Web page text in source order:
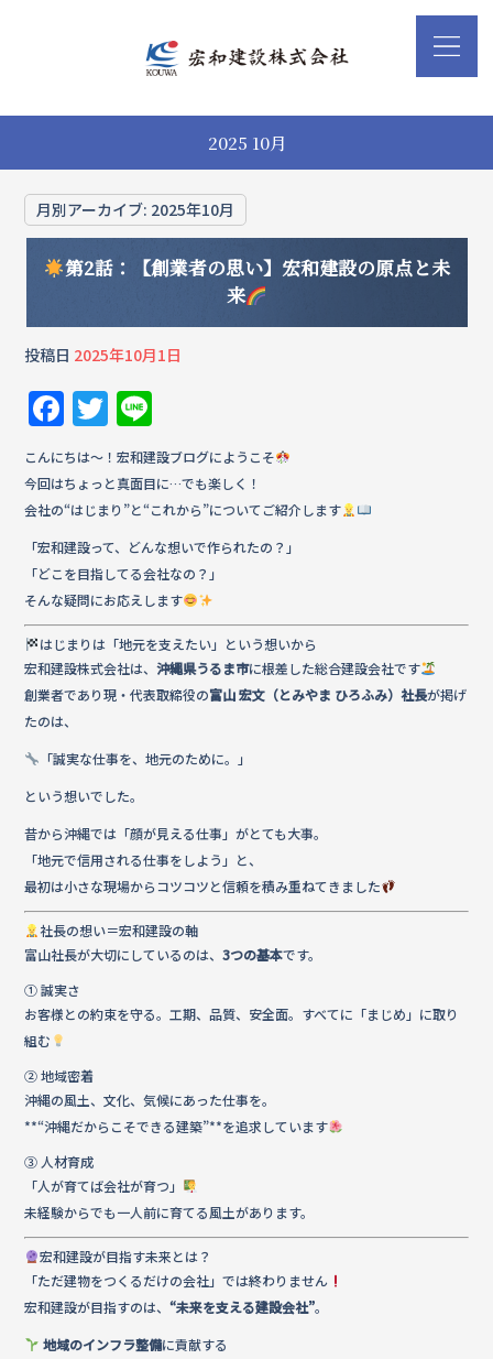
2025 10月
月別アーカイブ: 2025年10月
第2話：【創業者の思い】宏和建設の原点と未
来
投稿日 2025年10月1日
F
a
c
e
b
o
o
k
T
w
it
te
r
n
e
こんにちは〜！宏和建設ブログにようこそ
今回はちょっと真面目に…でも楽しく！
会社の“はじまり”と“これから”についてご紹介します
「宏和建設って、どんな想いで作られたの？」
「どこを目指してる会社なの？」
そんな疑問にお応えします
はじまりは「地元を支えたい」という想いから
宏和建設株式会社は、沖縄県うるま市に根差した総合建設会社です
創業者であり現・代表取締役の富山 宏文（とみやま ひろふみ）社長が掲げ
たのは、
「誠実な仕事を、地元のために。」
という想いでした。
昔から沖縄では「顔が見える仕事」がとても大事。
「地元で信用される仕事をしよう」と、
最初は小さな現場からコツコツと信頼を積み重ねてきました
社長の想い＝宏和建設の軸
富山社長が大切にしているのは、3つの基本です。
① 誠実さ
お客様との約束を守る。工期、品質、安全面。すべてに「まじめ」に取り
組む
② 地域密着
沖縄の風土、文化、気候にあった仕事を。
**“沖縄だからこそできる建築”**を追求しています
③ 人材育成
「人が育てば会社が育つ」
未経験からでも一人前に育てる風土があります。
宏和建設が目指す未来とは？
「ただ建物をつくるだけの会社」では終わりません
宏和建設が目指すのは、“未来を支える建設会社”。
地域のインフラ整備に貢献する